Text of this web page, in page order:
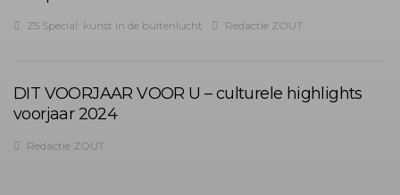
Z5 Special: kunst in de buitenlucht Redactie ZOUT
DIT VOORJAAR VOOR U – culturele highlights
voorjaar 2024
Redactie ZOUT